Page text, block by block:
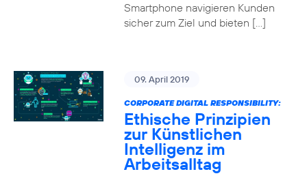
Smartphone navigieren Kunden
sicher zum Ziel und bieten […]
09. April 2019
CORPORATE DIGITAL RESPONSIBILITY:
Ethische Prinzipien
zur Künstlichen
Intelligenz im
Arbeitsalltag